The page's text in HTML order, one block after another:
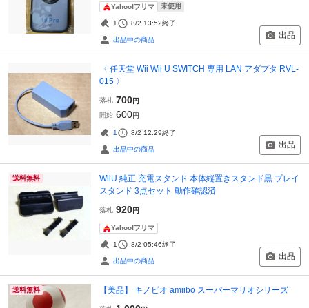
Yahoo!フリマ 未使用
1 8/2 13:52終了
出品中の商品 出品
〈 任天堂 Wii Wii U SWITCH 専用 LAN アダプタ RVL-
015 〉
落札 700円
開始 600円
1 8/2 12:29終了
出品中の商品 出品
送料無料
WiiU 純正 充電スタンド 本体縦置きスタンド黒 プレイ
スタンド 3点セット 動作確認済
落札 920円
Yahoo!フリマ
1 8/2 05:46終了
出品中の商品 出品
送料無料 【美品】 キノピオ amiibo スーパーマリオシリーズ